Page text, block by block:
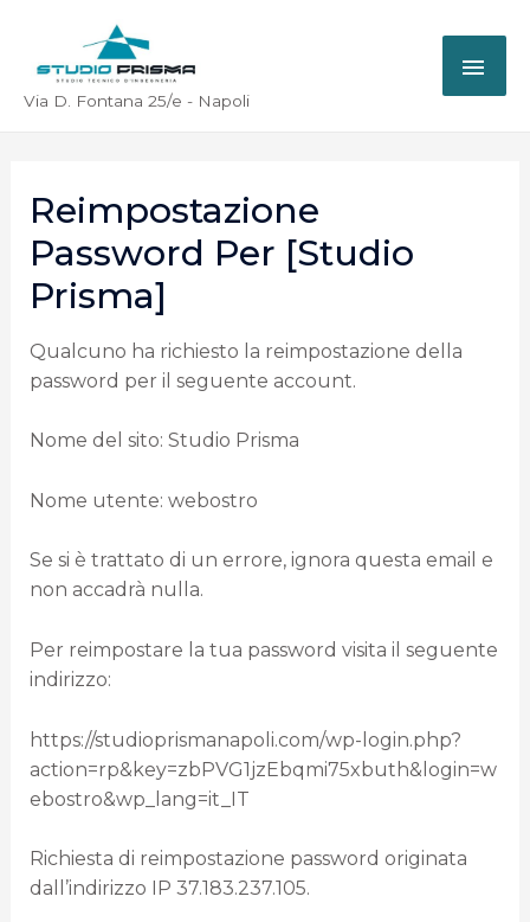
Via D. Fontana 25/e - Napoli
Reimpostazione
Password Per [Studio
Prisma]
Qualcuno ha richiesto la reimpostazione della
password per il seguente account.
Nome del sito: Studio Prisma
Nome utente: webostro
Se si è trattato di un errore, ignora questa email e
non accadrà nulla.
Per reimpostare la tua password visita il seguente
indirizzo:
https://studioprismanapoli.com/wp-login.php?
action=rp&key=zbPVG1jzEbqmi75xbuth&login=w
ebostro&wp_lang=it_IT
Richiesta di reimpostazione password originata
dall’indirizzo IP 37.183.237.105.